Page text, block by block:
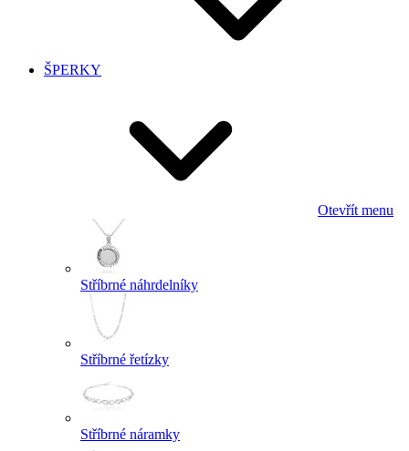
ŠPERKY
Otevřít menu
Stříbrné náhrdelníky
Stříbrné řetízky
Stříbrné náramky